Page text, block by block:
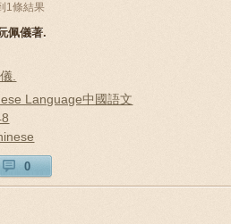
1條結果
佩儀著.
.
Language中國語文
0